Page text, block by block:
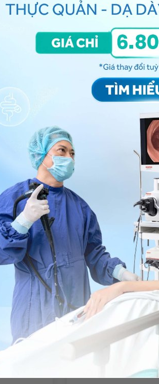
Bởi vậy, bạn nên đến khám chuyên
để được chẩn đoán và có hướng điều
mờ đục, đau khi ánh sáng chiếu vào
Hệ thống Y tế Vinmecđể kiểm tra
Vinmec. Chúc bạn có thật nhiều sức
vui lòng bấm số
khám tự động trên ứng dụng My
trên ứng dụng.
Mắt Tăng nhãn áp Bóng đập vào mắt
xét
Bị di lệch
định có thể